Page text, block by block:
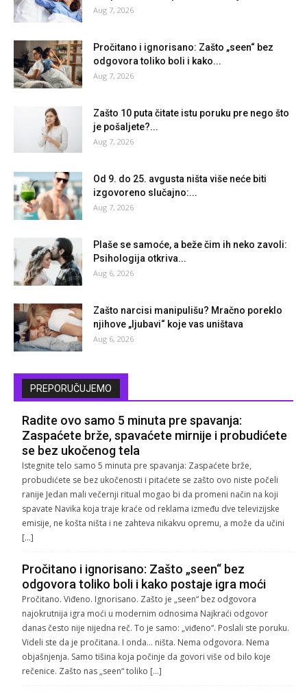
Aug 7, 2026
Pročitano i ignorisano: Zašto „seen“ bez
odgovora toliko boli i kako...
Aug 7, 2026
Zašto 10 puta čitate istu poruku pre nego što
je pošaljete?...
Aug 7, 2026
Od 9. do 25. avgusta ništa više neće biti
izgovoreno slučajno:...
Aug 7, 2026
Plaše se samoće, a beže čim ih neko zavoli:
Psihologija otkriva...
Aug 6, 2026
Zašto narcisi manipulišu? Mračno poreklo
njihove „ljubavi“ koje vas uništava
Aug 6, 2026
PREPORUČUJEMO
Radite ovo samo 5 minuta pre spavanja:
Zaspaćete brže, spavaćete mirnije i probudićete
se bez ukočenog tela
Istegnite telo samo 5 minuta pre spavanja: Zaspaćete brže,
probudićete se bez ukočenosti i pitaćete se zašto ovo niste počeli
ranije Jedan mali večernji ritual mogao bi da promeni način na koji
spavate Navika koja traje kraće od reklama između dve televizijske
emisije, ne košta ništa i ne zahteva nikakvu opremu, a može da učini
[…]
Pročitano i ignorisano: Zašto „seen“ bez
odgovora toliko boli i kako postaje igra moći
Pročitano. Viđeno. Ignorisano. Zašto je „seen“ bez odgovora
najokrutnija igra moći u modernim odnosima Najkraći odgovor
danas često nije nijedna reč. To je samo: „viđeno“. Poslali ste poruku.
Videli ste da je pročitana. I onda… ništa. Nema odgovora. Nema
objašnjenja. Samo tišina koja počinje da govori više od bilo koje
rečenice. Zašto nas „seen“ toliko […]